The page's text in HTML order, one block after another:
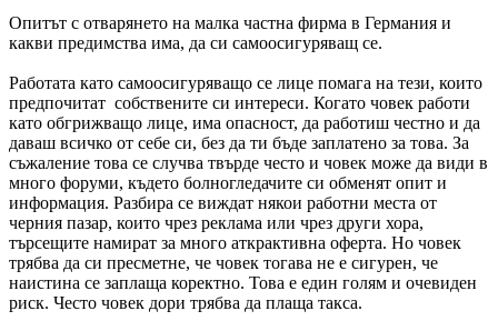
Опитът с отварянето на малка частна фирма в Германия и
какви предимства има, да си самоосигуряващ се.
Работата като самоосигуряващо се лице помага на тези, които
предпочитат собствените си интереси. Когато човек работи
като обгрижващо лице, има опасност, да работиш честно и да
даваш всичко от себе си, без да ти бъде заплатено за това. За
съжаление това се случва твърде често и човек може да види в
много форуми, където болногледачите си обменят опит и
информация. Разбира се виждат някои работни места от
черния пазар, които чрез реклама или чрез други хора,
търсещите намират за много аткрактивна оферта. Но човек
трябва да си пресметне, че човек тогава не е сигурен, че
наистина се заплаща коректно. Това е един голям и очевиден
риск. Често човек дори трябва да плаща такса.